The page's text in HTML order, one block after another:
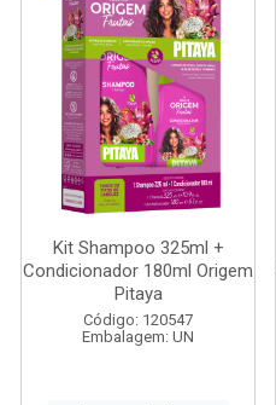
Kit Shampoo 325ml +
Condicionador 180ml Origem
Pitaya
Código: 120547
Embalagem: UN